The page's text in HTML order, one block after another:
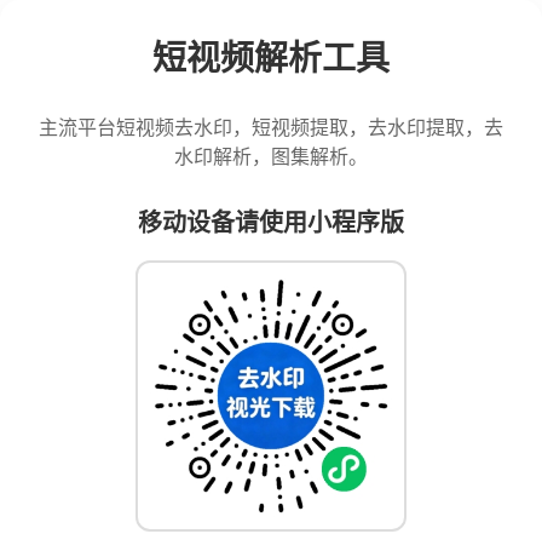
短视频解析工具
主流平台短视频去水印，短视频提取，去水印提取，去
水印解析，图集解析。
移动设备请使用小程序版